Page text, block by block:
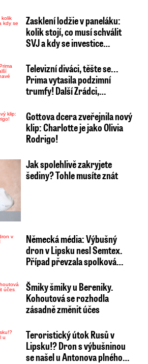
Zasklení lodžie v paneláku:
kolik stojí, co musí schválit
SVJ a kdy se investice…
Televizní diváci, těšte se...
Prima vytasila podzimní
trumfy! Další Zrádci,…
Gottova dcera zveřejnila nový
klip: Charlotte je jako Olivia
Rodrigo!
Jak spolehlivě zakryjete
šediny? Tohle musíte znát
Německá média: Výbušný
dron v Lipsku nesl Semtex.
Případ převzala spolková…
Šmiky šmiky u Bereniky.
Kohoutová se rozhodla
zásadně změnit účes
Teroristický útok Rusů v
Lipsku!? Dron s výbušninou
se našel u Antonova plného…